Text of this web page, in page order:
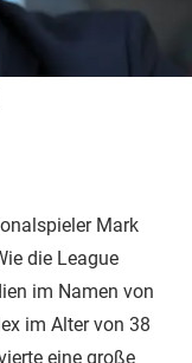
Mark
die League
im Namen von
im Alter von 38
eine große